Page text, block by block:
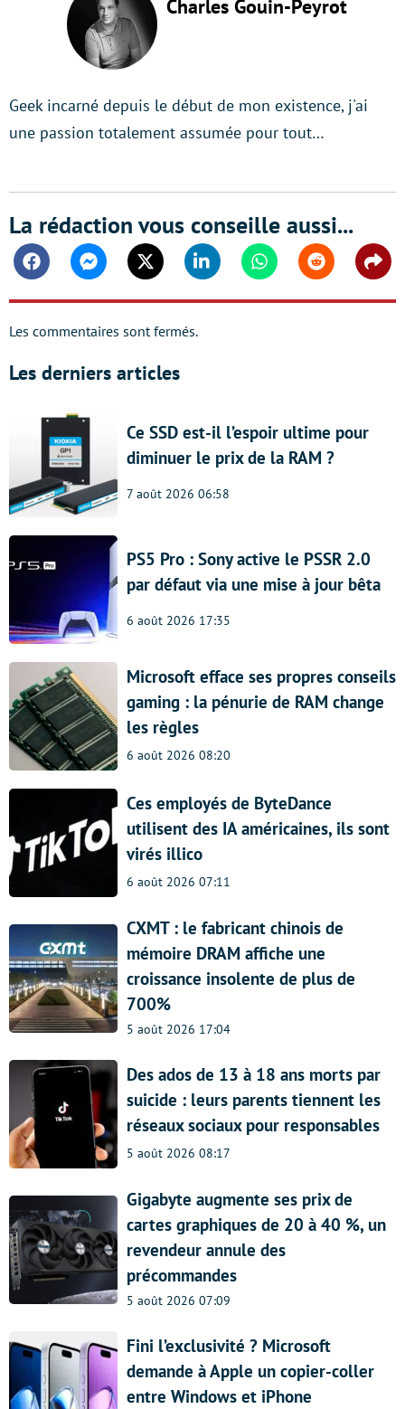
Charles Gouin-Peyrot
Geek incarné depuis le début de mon existence, j'ai
une passion totalement assumée pour tout…
La rédaction vous conseille aussi...
FacebookMessengerTwitter Linkedin WhatsappReddit
Les commentaires sont fermés.
Les derniers articles
Ce SSD est-il l’espoir ultime pour
diminuer le prix de la RAM ?
7 août 2026 06:58
PS5 Pro : Sony active le PSSR 2.0
par défaut via une mise à jour bêta
6 août 2026 17:35
Microsoft efface ses propres conseils
gaming : la pénurie de RAM change
les règles
6 août 2026 08:20
Ces employés de ByteDance
utilisent des IA américaines, ils sont
virés illico
6 août 2026 07:11
CXMT : le fabricant chinois de
mémoire DRAM affiche une
croissance insolente de plus de
700%
5 août 2026 17:04
Des ados de 13 à 18 ans morts par
suicide : leurs parents tiennent les
réseaux sociaux pour responsables
5 août 2026 08:17
Gigabyte augmente ses prix de
cartes graphiques de 20 à 40 %, un
revendeur annule des
précommandes
5 août 2026 07:09
Fini l’exclusivité ? Microsoft
demande à Apple un copier-coller
entre Windows et iPhone